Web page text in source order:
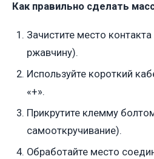
Как правильно сделать
Зачистите место
ржавчину).
Используйте короткий
«+».
Прикрутите клемму
самооткручивание).
Обработайте место